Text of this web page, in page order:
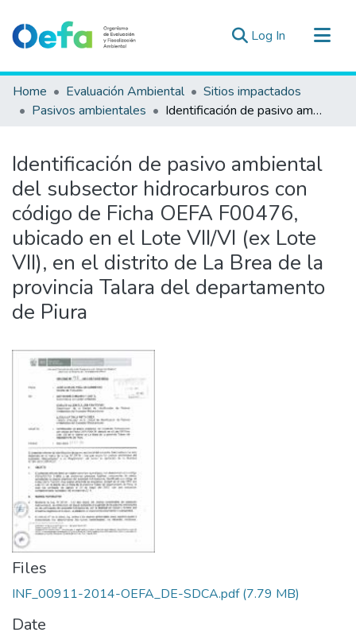
Log In (current)
Communities & Collections
All of DSpace
Estad. Externas
Guias ▾
Home Evaluación Ambiental
Sitios impactados
Pasivos ambientales
Identificación de pasivo ambiental del subsector hidrocarburos con código de Ficha OEFA F00476, ubicado en el Lote VII/VI (ex Lote VII), en el distrito de La Brea de la provincia Talara del departamento de Piura
Identificación de pasivo ambiental
del subsector hidrocarburos con
código de Ficha OEFA F00476,
ubicado en el Lote VII/VI (ex Lote
VII), en el distrito de La Brea de la
provincia Talara del departamento
de Piura
Files
INF_00911-2014-OEFA_DE-SDCA.pdf(7.79 MB)
Date